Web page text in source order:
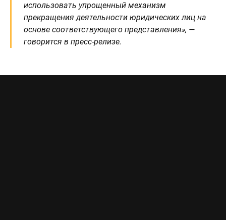
использовать упрощенный механизм
прекращения деятельности юридических лиц на
основе соответствующего представления», —
говорится в пресс-релизе.